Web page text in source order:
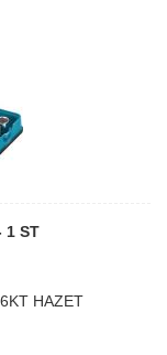
1 ST
HAZET